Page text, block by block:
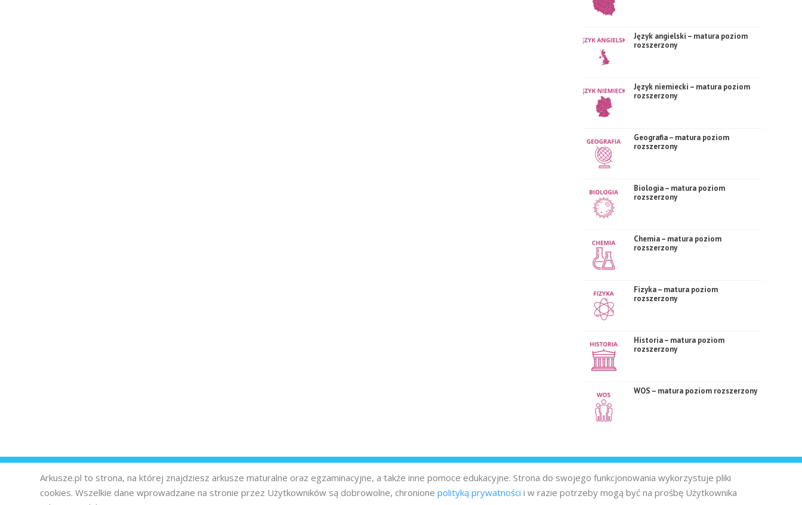
Język angielski – matura poziom
rozszerzony
Język niemiecki – matura poziom
rozszerzony
Geografia – matura poziom
rozszerzony
Biologia – matura poziom
rozszerzony
Chemia – matura poziom
rozszerzony
Fizyka – matura poziom
rozszerzony
Historia – matura poziom
rozszerzony
WOS – matura poziom rozszerzony
Arkusze.pl to strona, na której znajdziesz arkusze maturalne oraz egzaminacyjne, a także inne pomoce edukacyjne. Strona do swojego funkcjonowania wykorzystuje pliki
cookies. Wszelkie dane wprowadzane na stronie przez Użytkowników są dobrowolne, chronione polityką prywatności i w razie potrzeby mogą być na prośbę Użytkownika